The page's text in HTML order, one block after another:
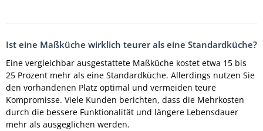
Ist eine Maßküche wirklich teurer als eine Standardküche?
Eine vergleichbar ausgestattete Maßküche kostet etwa 15 bis
25 Prozent mehr als eine Standardküche. Allerdings nutzen Sie
den vorhandenen Platz optimal und vermeiden teure
Kompromisse. Viele Kunden berichten, dass die Mehrkosten
durch die bessere Funktionalität und längere Lebensdauer
mehr als ausgeglichen werden.